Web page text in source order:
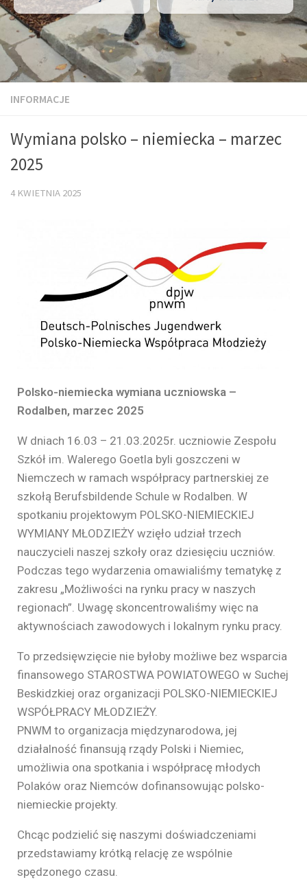
INFORMACJE
Wymiana polsko – niemiecka – marzec
2025
4 KWIETNIA 2025
Polsko-niemiecka wymiana uczniowska –
Rodalben, marzec 2025
W dniach 16.03 – 21.03.2025r. uczniowie Zespołu
Szkół im. Walerego Goetla byli goszczeni w
Niemczech w ramach współpracy partnerskiej ze
szkołą Berufsbildende Schule w Rodalben. W
spotkaniu projektowym POLSKO-NIEMIECKIEJ
WYMIANY MŁODZIEŻY wzięło udział trzech
nauczycieli naszej szkoły oraz dziesięciu uczniów.
Podczas tego wydarzenia omawialiśmy tematykę z
zakresu „Możliwości na rynku pracy w naszych
regionach”. Uwagę skoncentrowaliśmy więc na
aktywnościach zawodowych i lokalnym rynku pracy.
To przedsięwzięcie nie byłoby możliwe bez wsparcia
finansowego STAROSTWA POWIATOWEGO w Suchej
Beskidzkiej oraz organizacji POLSKO-NIEMIECKIEJ
WSPÓŁPRACY MŁODZIEŻY.
PNWM to organizacja międzynarodowa, jej
działalność finansują rządy Polski i Niemiec,
umożliwia ona spotkania i współpracę młodych
Polaków oraz Niemców dofinansowując polsko-
niemieckie projekty.
Chcąc podzielić się naszymi doświadczeniami
przedstawiamy krótką relację ze wspólnie
spędzonego czasu.